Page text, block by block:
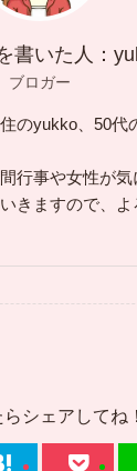
書いた人：
ブロガー
のyukko、50代
行事や女性が
きますので、よ
シェアしてね！